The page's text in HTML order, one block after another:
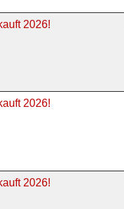
2026!
2026!
2026!